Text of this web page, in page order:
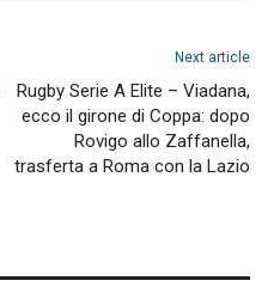
Next article
Rugby Serie A Elite – Viadana,
ecco il girone di Coppa: dopo
Rovigo allo Zaffanella,
trasferta a Roma con la Lazio